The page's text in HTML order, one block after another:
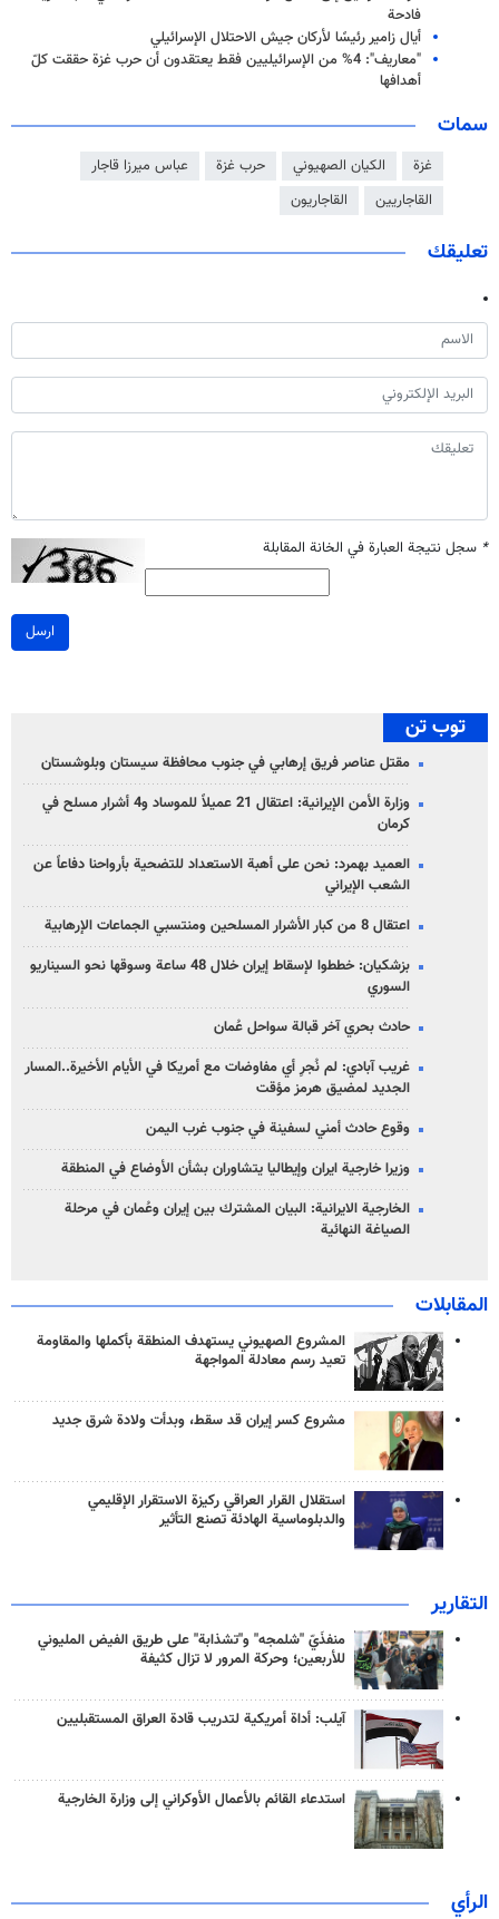
فادحة
أيال زامير رئيسًا لأركان جيش الاحتلال الإسرائيلي
"معاريف": 4% من الإسرائيليين فقط يعتقدون أن حرب غزة حققت كلّ
أهدافها
سمات
غزة الكيان الصهيوني حرب غزة
عباس میرزا قاجار
القاجاریین
القاجاریون
تعليقك
* سجل نتيجة العبارة في الخانة المقابلة
ارسل
توب تن
مقتل عناصر فريق إرهابي في جنوب محافظة سيستان وبلوشستان
وزارة الأمن الإيرانية: اعتقال 21 عميلاً للموساد و4 أشرار مسلح في
كرمان
العميد بهمرد: نحن على أهبة الاستعداد للتضحية بأرواحنا دفاعاً عن
الشعب الإيراني
اعتقال 8 من كبار الأشرار المسلحين ومنتسبي الجماعات الإرهابية
بزشكيان: خططوا لإسقاط إيران خلال 48 ساعة وسوقها نحو السيناريو
السوري
حادث بحري آخر قبالة سواحل عُمان
غريب آبادي: لم نُجرِ أي مفاوضات مع أمريكا في الأيام الأخيرة..المسار
الجديد لمضيق هرمز مؤقت
وقوع حادث أمني لسفينة في جنوب غرب اليمن
وزيرا خارجية ايران وإيطاليا يتشاوران بشأن الأوضاع في المنطقة
الخارجية الايرانية: البيان المشترك بين إيران وعُمان في مرحلة
الصياغة النهائية
المقابلات
المشروع الصهيوني يستهدف المنطقة بأكملها والمقاومة
تعيد رسم معادلة المواجهة
مشروع كسر إيران قد سقط، وبدأت ولادة شرق جديد
استقلال القرار العراقي ركيزة الاستقرار الإقليمي
والدبلوماسية الهادئة تصنع التأثير
التقارير
منفذَيّ "شلمجه" و"تشذابة" على طريق الفيض المليوني
للأربعين؛ وحركة المرور لا تزال كثيفة
آيلب: أداة أمريكية لتدريب قادة العراق المستقبليين
استدعاء القائم بالأعمال الأوكراني إلى وزارة الخارجية
الرأي